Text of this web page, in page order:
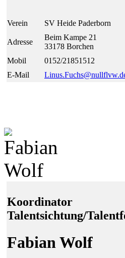
Verein SV Heide Paderborn
Adresse
Beim Kampe 21
33178 Borchen
Mobil
0152/21851512
E-Mail
Linus.Fuchs@null
Koordinator
Talentsichtung/
Fabian Wolf